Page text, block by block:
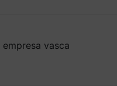
vasca